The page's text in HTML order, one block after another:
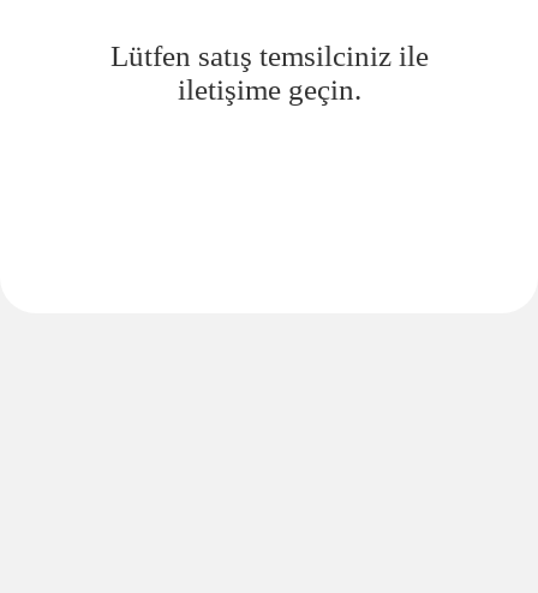
Lütfen satış temsilciniz ile
iletişime geçin.